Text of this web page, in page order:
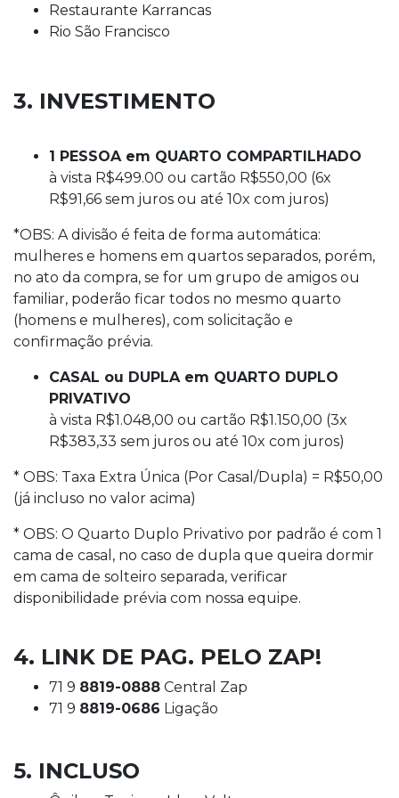
Restaurante Karrancas
Rio São Francisco
3. INVESTIMENTO
1 PESSOA em QUARTO COMPARTILHADO
à vista R$499.00 ou cartão R$550,00 (6x
R$91,66 sem juros ou até 10x com juros)
*OBS: A divisão é feita de forma automática:
mulheres e homens em quartos separados, porém,
no ato da compra, se for um grupo de amigos ou
familiar, poderão ficar todos no mesmo quarto
(homens e mulheres), com solicitação e
confirmação prévia.
CASAL ou DUPLA em QUARTO DUPLO
PRIVATIVO
à vista R$1.048,00 ou cartão R$1.150,00 (3x
R$383,33 sem juros ou até 10x com juros)
* OBS: Taxa Extra Única (Por Casal/Dupla) = R$50,00
(já incluso no valor acima)
* OBS: O Quarto Duplo Privativo por padrão é com 1
cama de casal, no caso de dupla que queira dormir
em cama de solteiro separada, verificar
disponibilidade prévia com nossa equipe.
4. LINK DE PAG. PELO ZAP!
71 9 8819-0888 Central Zap
71 9 8819-0686 Ligação
5. INCLUSO